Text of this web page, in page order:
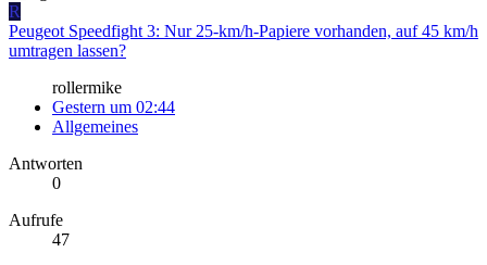
R
Peugeot Speedfight 3: Nur 25-km/h-Papiere vorhanden, auf 45 km/h
umtragen lassen?
rollermike
Gestern um 02:44
Allgemeines
Antworten
0
Aufrufe
47